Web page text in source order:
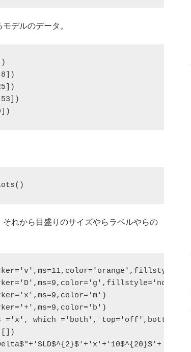
デルのデータ。
れから目盛りのサイズやらラベルやらの
='x', which ='both',
'